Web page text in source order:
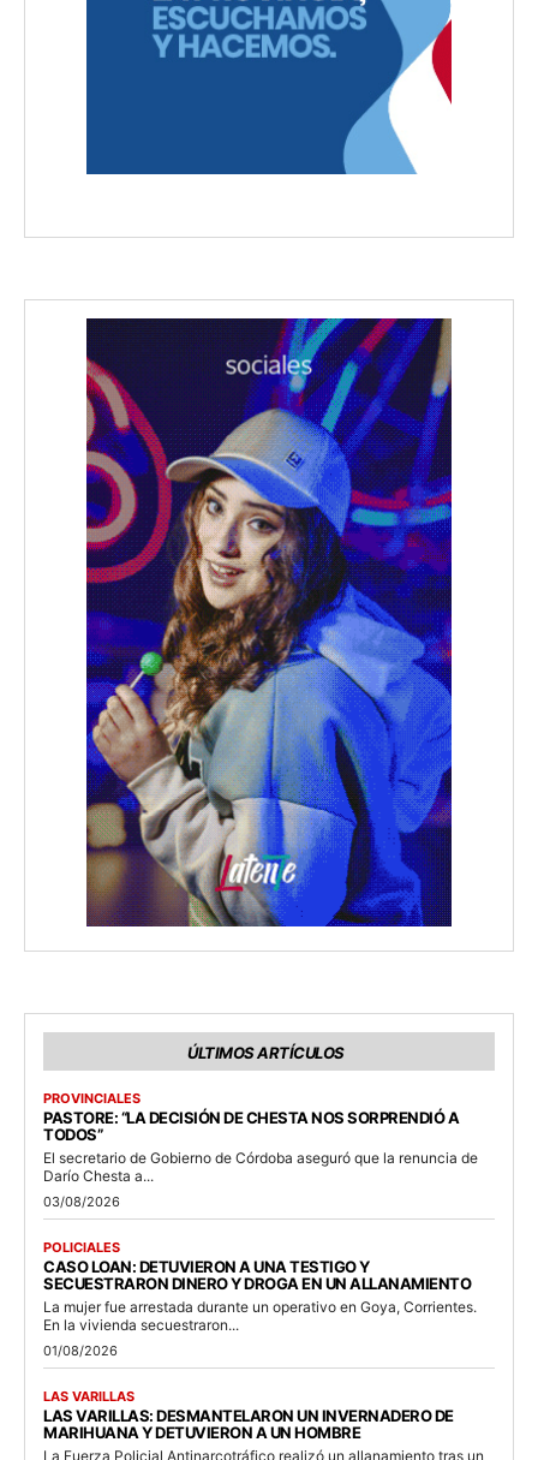
ÚLTIMOS ARTÍCULOS
PROVINCIALES
PASTORE: “LA DECISIÓN DE CHESTA NOS SORPRENDIÓ A
TODOS”
El secretario de Gobierno de Córdoba aseguró que la renuncia de
Darío Chesta a...
03/08/2026
POLICIALES
CASO LOAN: DETUVIERON A UNA TESTIGO Y
SECUESTRARON DINERO Y DROGA EN UN ALLANAMIENTO
La mujer fue arrestada durante un operativo en Goya, Corrientes.
En la vivienda secuestraron...
01/08/2026
LAS VARILLAS
LAS VARILLAS: DESMANTELARON UN INVERNADERO DE
MARIHUANA Y DETUVIERON A UN HOMBRE
La Fuerza Policial Antinarcotráfico realizó un allanamiento tras un